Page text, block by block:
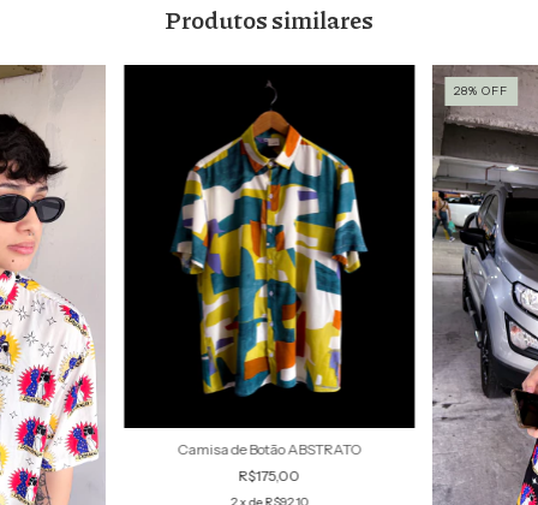
Produtos similares
Camisa de Botão ABSTRATO
R$175,00
28%OFF